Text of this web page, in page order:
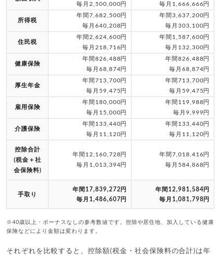
毎月2,500,000円
毎月1,666,666円
所得税
年間7,682,500円
毎月640,208円
年間3,637,200円
毎月303,100円
住民税
年間2,624,600円
毎月218,716円
年間1,587,600円
毎月132,300円
健康保険
年間826,488円
毎月68,874円
年間826,488円
毎月68,874円
厚生年金
年間713,700円
毎月59,475円
年間713,700円
毎月59,475円
雇用保険
年間180,000円
毎月15,000円
年間119,988円
毎月9,999円
介護保険
年間133,440円
毎月11,120円
年間133,440円
毎月11,120円
控除合計
(税金＋社
会保険料)
年間12,160,728円
毎月1,013,394円
年間7,018,416円
毎月584,868円
手取り
年間17,839,272円
毎月1,486,607円
年間12,981,584円
毎月1,081,798円
※40歳以上・ボーナスなしの参考数値です。控除や居住地、加入している健康
保険などにより金額は変わります。
それぞれを比較すると、控除額(税金・社会保険料の合計)は年